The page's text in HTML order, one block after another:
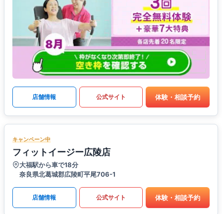
店舗情報 公式サイト 体験・相談予約
キャンペーン中
フィットイージー広陵店
大福駅から車で18分
奈良県北葛城郡広陵町平尾706-1
店舗情報 公式サイト 体験・相談予約